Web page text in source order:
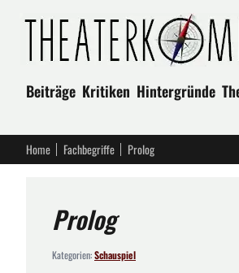
Beiträge Kritiken Hintergründe
Home Fachbegriffe Prolog
Prolog
Kategorien:Schauspiel